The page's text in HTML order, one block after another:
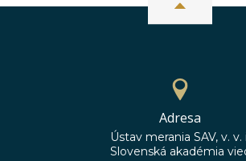
Adresa
Ústav merania SAV, v. v.
Slovenská akadémia